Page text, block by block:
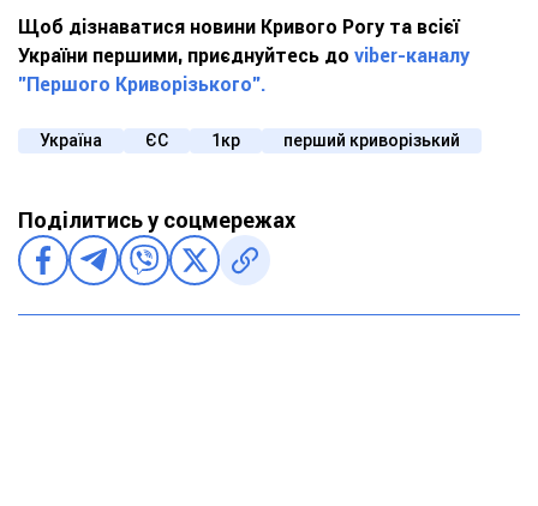
Щоб дізнаватися новини Кривого Рогу та всієї
України першими, приєднуйтесь до viber-каналу
"Першого Криворізького".
Україна ЄС 1кр перший криворізький
Поділитись у соцмережах